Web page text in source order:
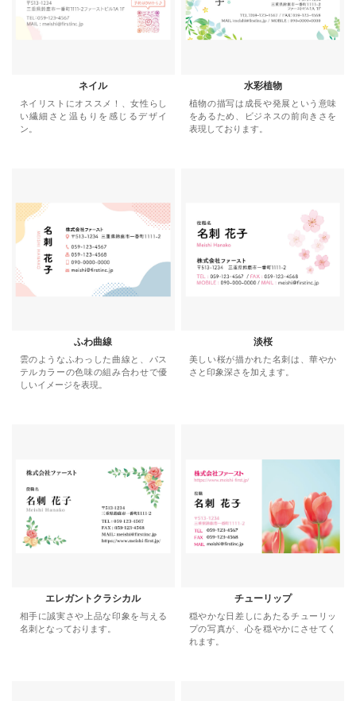
ネイル
ネイリストにオススメ！、女性らし
い繊細さと温もりを感じるデザイ
ン。
水彩植物
植物の描写は成長や発展という意味
をあるため、ビジネスの前向きさを
表現しております。
ふわ曲線
雲のようなふわっした曲線と、パス
テルカラーの色味の組み合わせで優
しいイメージを表現。
淡桜
美しい桜が描かれた名刺は、華やか
さと印象深さを加えます。
エレガントクラシカル
相手に誠実さや上品な印象を与える
名刺となっております。
チューリップ
穏やかな日差しにあたるチューリッ
プの写真が、心を穏やかにさせてく
れます。